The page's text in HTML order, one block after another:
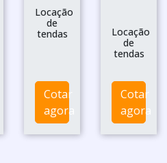
Locação
de
tendas
Cotar
agora
Locação
de
tendas
Cotar
agora